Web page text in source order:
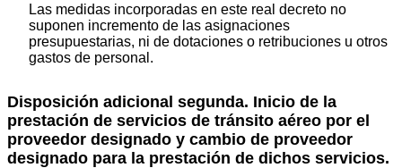
Las medidas incorporadas en este real decreto no
suponen incremento de las asignaciones
presupuestarias, ni de dotaciones o retribuciones u otros
gastos de personal.
Disposición adicional segunda. Inicio de la
prestación de servicios de tránsito aéreo por el
proveedor designado y cambio de proveedor
designado para la prestación de dichos servicios.